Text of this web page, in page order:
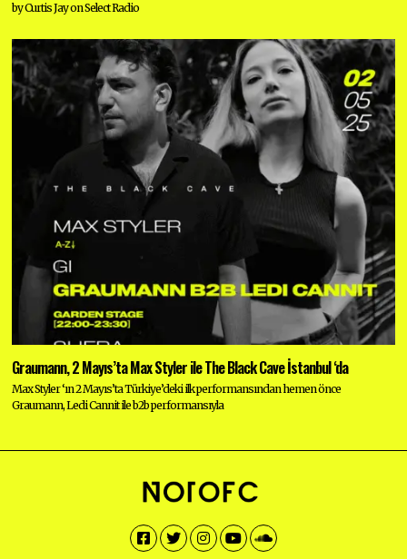
by Curtis Jay on Select Radio
Graumann, 2 Mayıs’ta Max Styler ile The Black Cave İstanbul ‘da
Max Styler ‘ın 2 Mayıs’ta Türkiye’deki ilk performansından hemen önce
Graumann, Ledi Cannit ile b2b performansıyla
Facebook
TwitterInstagram
YouTubeSoundCloud